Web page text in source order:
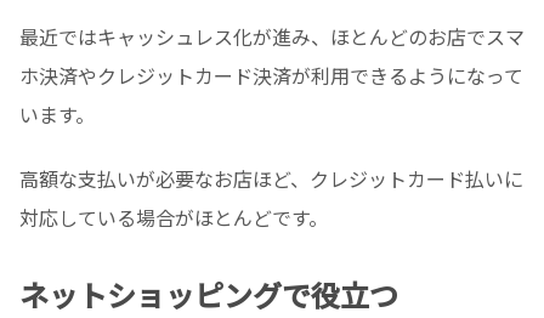
最近ではキャッシュレス化が進み、ほとんどのお店でスマ
ホ決済やクレジットカード決済が利用できるようになって
います。
高額な支払いが必要なお店ほど、クレジットカード払いに
対応している場合がほとんどです。
ネットショッピングで役立つ